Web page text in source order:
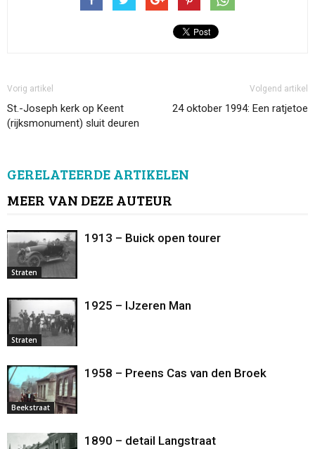
Vorig artikel
St.-Joseph kerk op Keent
(rijksmonument) sluit deuren
Volgend artikel
24 oktober 1994: Een ratjetoe
GERELATEERDE ARTIKELEN
MEER VAN DEZE AUTEUR
Straten
1913 – Buick open tourer
Straten
1925 – IJzeren Man
Beekstraat
1958 – Preens Cas van den Broek
1890 – detail Langstraat